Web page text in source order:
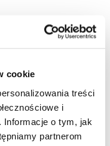
cookie
treści
i
Informacje o tym, jak
partnerom